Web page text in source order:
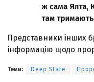
ж сама Ялта,
там
Представники інших
інформацію щодо
Теми: Deep State